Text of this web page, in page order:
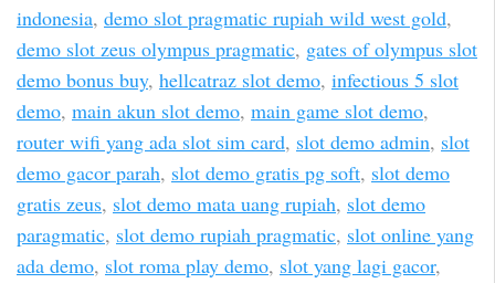
indonesia, demo slot pragmatic rupiah wild west gold,
demo slot zeus olympus pragmatic, gates of olympus slot
demo bonus buy, hellcatraz slot demo, infectious 5 slot
demo, main akun slot demo, main game slot demo,
router wifi yang ada slot sim card, slot demo admin, slot
demo gacor parah, slot demo gratis pg soft, slot demo
gratis zeus, slot demo mata uang rupiah, slot demo
paragmatic, slot demo rupiah pragmatic, slot online yang
ada demo, slot roma play demo, slot yang lagi gacor,